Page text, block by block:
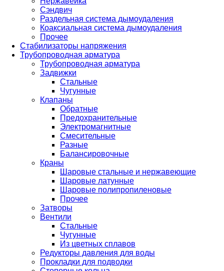
Сэндвич
Раздельная система дымоудаления
Коаксиальная система дымоудаления
Прочее
Стабилизаторы напряжения
Трубопроводная арматура
Трубопроводная арматура
Задвижки
Стальные
Чугунные
Клапаны
Обратные
Предохранительные
Электромагнитные
Смесительные
Разные
Балансировочные
Краны
Шаровые стальные и нержавеющие
Шаровые латунные
Шаровые полипропиленовые
Прочее
Затворы
Вентили
Стальные
Чугунные
Из цветных сплавов
Редукторы давления для воды
Прокладки для подводки